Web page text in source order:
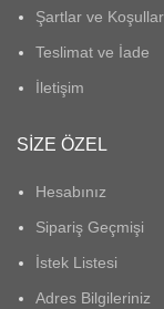
Şartlar ve Koşullar
Teslimat ve İade
İletişim
SIZE ÖZEL
Hesabınız
Sipariş Geçmişi
İstek Listesi
Adres Bilgileriniz